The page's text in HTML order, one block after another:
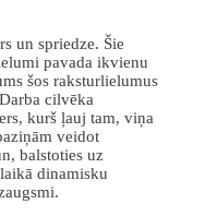
un spriedze. Šie
pavada ikvienu
šos raksturlielumus
cilvēka
kurš ļauj tam, viņa
veidot
balstoties uz
dinamisku